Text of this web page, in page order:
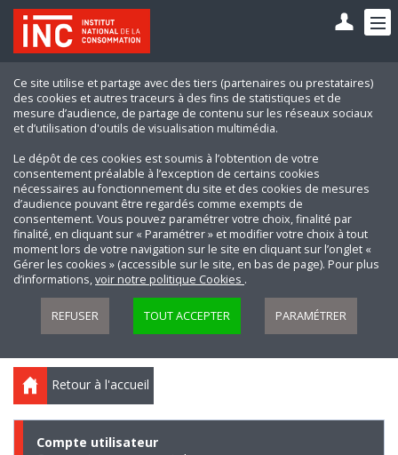
Ce site utilise et partage avec des tiers (partenaires ou prestataires)
des cookies et autres traceurs à des fins de statistiques et de
mesure d’audience, de partage de contenu sur les réseaux sociaux
et d’utilisation d'outils de visualisation multimédia.
Le dépôt de ces cookies est soumis à l’obtention de votre
consentement préalable à l’exception de certains cookies
nécessaires au fonctionnement du site et des cookies de mesures
d’audience pouvant être regardés comme exempts de
consentement. Vous pouvez paramétrer votre choix, finalité par
finalité, en cliquant sur « Paramétrer » et modifier votre choix à tout
moment lors de votre navigation sur le site en cliquant sur l’onglet «
Gérer les cookies » (accessible sur le site, en bas de page). Pour plus
d’informations,voir notre politique Cookies .
REFUSER TOUT ACCEPTER PARAMÉTRER
Retour à l'accueil
Compte utilisateur